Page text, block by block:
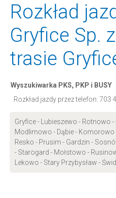
Rozkład
Gryfice Sp.
trasie
Wyszukiwarka PKS, PKP i BUSY
Rozkład jazdy przez telefon: 703
Gryfice - Lubieszewo - Rotnowo
Modlimowo - Dąbie - Komorowo
Resko - Prusim - Gardzin -
- Starogard - Mołstowo -
Lekowo - Stary Przybysław -